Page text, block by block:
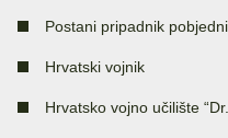
Postani pripadnik
Hrvatski vojnik
Hrvatsko vojno učilište